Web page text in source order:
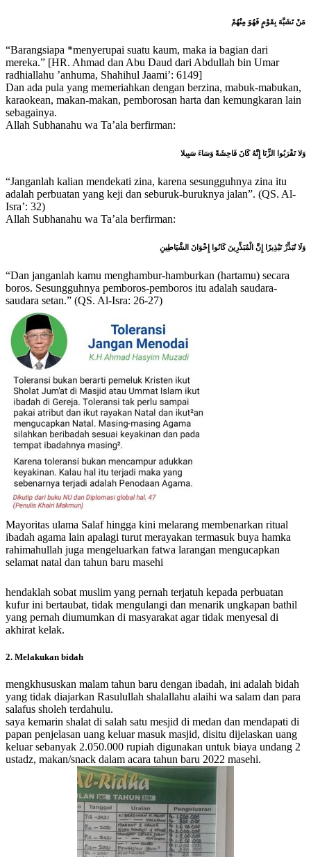
مَنْ تَشَبَّهَ بِقَوْمٍ فَهُوَ مِنْهُمْ
“Barangsiapa *menyerupai suatu kaum, maka ia bagian dari
mereka.” [HR. Ahmad dan Abu Daud dari Abdullah bin Umar
radhiallahu ’anhuma, Shahihul Jaami’: 6149]
Dan ada pula yang memeriahkan dengan berzina, mabuk-mabukan,
karaokean, makan-makan, pemborosan harta dan kemungkaran lain
sebagainya.
Allah Subhanahu wa Ta’ala berfirman:
وَلا تَقْرَبُوا الزِّنَا إِنَّهُ كَانَ فَاحِشَةً وَسَاءَ سَبِيلا
“Janganlah kalian mendekati zina, karena sesungguhnya zina itu
adalah perbuatan yang keji dan seburuk-buruknya jalan”. (QS. Al-
Isra’: 32)
Allah Subhanahu wa Ta’ala berfirman:
وَلَا تُبَذِّرْ تَبْذِيرًا إِنَّ الْمُبَذِّرِينَ كَانُوا إِخْوَانَ الشَّيَاطِينِ
“Dan janganlah kamu menghambur-hamburkan (hartamu) secara
boros. Sesungguhnya pemboros-pemboros itu adalah saudara-
saudara setan.” (QS. Al-Isra: 26-27)
Mayoritas ulama Salaf hingga kini melarang membenarkan ritual
ibadah agama lain apalagi turut merayakan termasuk buya hamka
rahimahullah juga mengeluarkan fatwa larangan mengucapkan
selamat natal dan tahun baru masehi
hendaklah sobat muslim yang pernah terjatuh kepada perbuatan
kufur ini bertaubat, tidak mengulangi dan menarik ungkapan bathil
yang pernah diumumkan di masyarakat agar tidak menyesal di
akhirat kelak.
2. Melakukan bidah
mengkhususkan malam tahun baru dengan ibadah, ini adalah bidah
yang tidak diajarkan Rasulullah shalallahu alaihi wa salam dan para
salafus sholeh terdahulu.
saya kemarin shalat di salah satu mesjid di medan dan mendapati di
papan penjelasan uang keluar masuk masjid, disitu dijelaskan uang
keluar sebanyak 2.050.000 rupiah digunakan untuk biaya undang 2
ustadz, makan/snack dalam acara tahun baru 2022 masehi.